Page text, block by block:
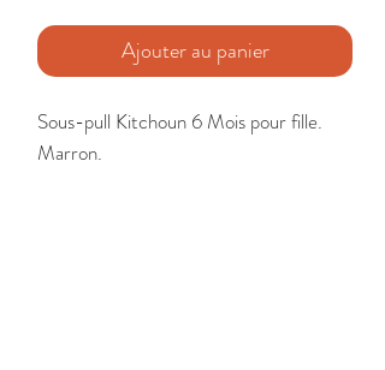
Ajouter au panier
Sous-pull Kitchoun 6 Mois pour fille.
Marron.